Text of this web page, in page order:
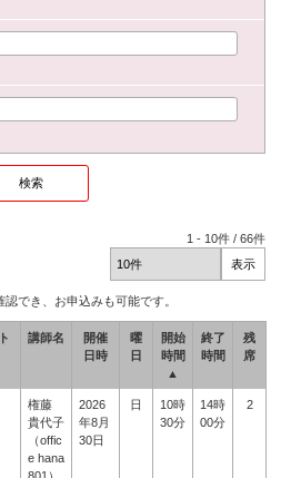
1 - 10件 /66件
でき、お申込みも可能です。
講師名
開催
日時
曜
日
開始
時間
▲
終了
時間
残
席
権藤
貴代子
（offic
e hana
2026
年8月
30日
日
10時
30分
14時
00分
2